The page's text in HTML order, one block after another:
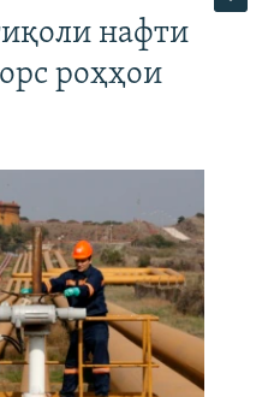
нафти
роҳҳои